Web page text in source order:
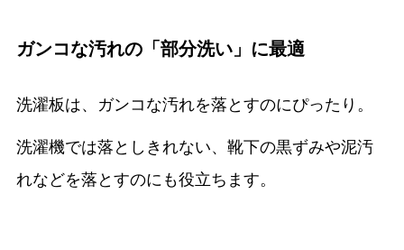
ガンコな汚れの「部分洗い」に最適
洗濯板は、ガンコな汚れを落とすのにぴったり。
洗濯機では落としきれない、靴下の黒ずみや泥汚
れなどを落とすのにも役立ちます。